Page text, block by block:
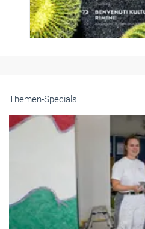
Themen-Specials